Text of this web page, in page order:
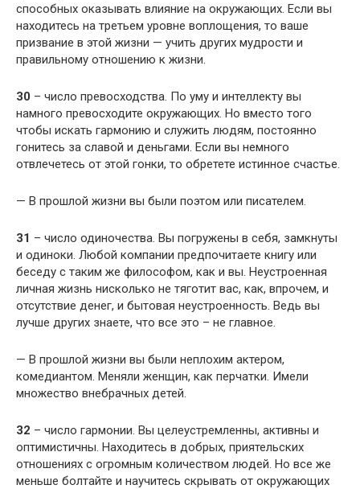
способных оказывать влияние на окружающих. Если вы
находитесь на третьем уровне воплощения, то ваше
призвание в этой жизни — учить других мудрости и
правильному отношению к жизни.
30 – число превосходства. По уму и интеллекту вы
намного превосходите окружающих. Но вместо того
чтобы искать гармонию и служить людям, постоянно
гонитесь за славой и деньгами. Если вы немного
отвлечетесь от этой гонки, то обретете истинное счастье.
— В прошлой жизни вы были поэтом или писателем.
31 – число одиночества. Вы погружены в себя, замкнуты
и одиноки. Любой компании предпочитаете книгу или
беседу с таким же философом, как и вы. Неустроенная
личная жизнь нисколько не тяготит вас, как, впрочем, и
отсутствие денег, и бытовая неустроенность. Ведь вы
лучше других знаете, что все это – не главное.
— В прошлой жизни вы были неплохим актером,
комедиантом. Меняли женщин, как перчатки. Имели
множество внебрачных детей.
32 – число гармонии. Вы целеустремленны, активны и
оптимистичны. Находитесь в добрых, приятельских
отношениях с огромным количеством людей. Но все же
меньше болтайте и научитесь скрывать от окружающих